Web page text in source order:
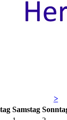
>
Samstag So